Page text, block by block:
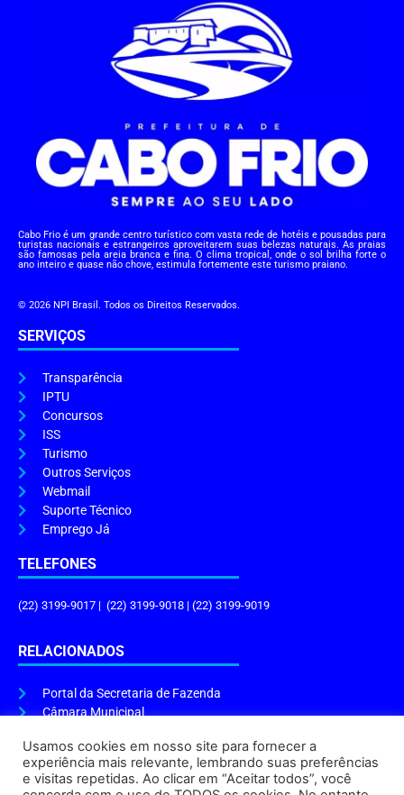
Cabo Frio é um grande centro turístico com vasta rede de hotéis e pousadas para
turistas nacionais e estrangeiros aproveitarem suas belezas naturais. As praias
são famosas pela areia branca e fina. O clima tropical, onde o sol brilha forte o
ano inteiro e quase não chove, estimula fortemente este turismo praiano.
© 2026 NPI Brasil. Todos os Direitos Reservados.
SERVIÇOS
Transparência
IPTU
Concursos
ISS
Turismo
Outros Serviços
Webmail
Suporte Técnico
Emprego Já
TELEFONES
(22) 3199-9017 | (22) 3199-9018 | (22) 3199-9019
RELACIONADOS
Portal da Secretaria de Fazenda
Câmara Municipal
ENDEREÇO E HORÁRIO
Usamos cookies em nosso site para fornecer a
experiência mais relevante, lembrando suas preferências
e visitas repetidas. Ao clicar em “Aceitar todos”, você